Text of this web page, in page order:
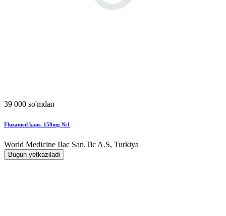
39 000 so'mdan
Fluzamed kaps. 150mg №1
World Мedicine IIac San.Tic A.S, Turkiya
Bugun yetkaziladi